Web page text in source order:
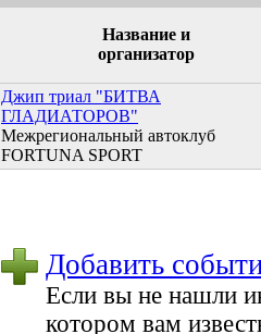
Название и
организатор
Джип триал "БИТВА
ГЛАДИАТОРОВ"
Межрегиональный автоклуб
FORTUNA SPORT
Добавить
Если вы не нашли
котором вам